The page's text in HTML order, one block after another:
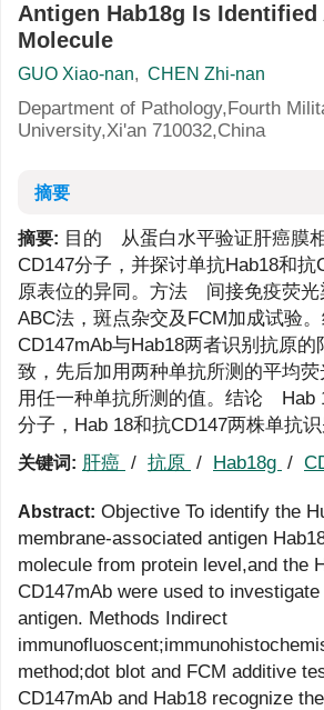
Antigen Hab18g Is Identified
Molecule
GUO Xiao-nan, CHEN Zhi-nan
Department of Pathology,Fourth
University,Xi'an 710032,China
摘要
摘要: 目的 从蛋白水平验证肝癌膜
CD147分子，并探讨单抗Hab18和抗
原表位的异同。方法 间接免疫荧光
ABC法，斑点杂交及FCM加成试验
CD147mAb与Hab18两者识别抗原的
致，先后加用两种单抗所测的平均
用任一种单抗所测的值。结论 Hab
分子，Hab 18和抗CD147两株单抗识
关键词: 肝癌 / 抗原 / Hab18g /
Abstract: Objective To identify the
membrane-associated antigen
molecule from protein level,and the
CD147mAb were used to
antigen. Methods Indirect
method;dot blot and FCM additive
CD147mAb and Hab18 recognize